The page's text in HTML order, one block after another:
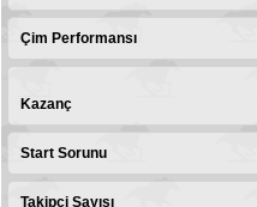
Çim Performansı
Kazanç
Start Sorunu
Takipçi Sayısı